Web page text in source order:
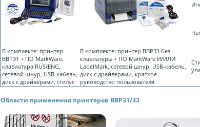
В комплекте: принтер
BBP31 + ПО MarkWare,
клавиатура RUS/ENG,
сетевой шнур, USB-кабель,
диск с драйверами, стилус
В комплекте: принтер BBP33 без
клавиатуры + ПО MarkWare И/ИЛИ
LabelMark, сетевой шнур, USB-кабель,
диск с драйверами, краткое
руководство пользователя
Области применения принтеров BBP31/33